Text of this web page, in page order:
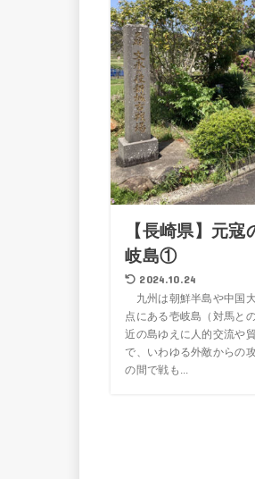
【長崎県】元
岐島①
2024.10.24
九州は朝鮮半島や中国
点にある壱岐島（対馬と
近の島ゆえに人的交流や
で、いわゆる外敵からの
の間で戦も...